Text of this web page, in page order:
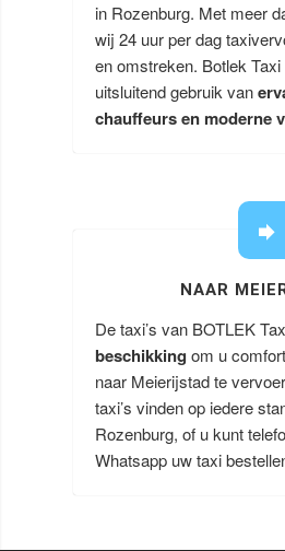
in Rozenburg. Met meer
wij 24 uur per dag
en omstreken. Botlek
uitsluitend gebruik van
chauffeurs en moderne
NAAR
De taxi’s van BOTLEK
beschikking om u
naar Meierijstad te
taxi’s vinden op iedere
Rozenburg, of u kunt
Whatsapp uw taxi